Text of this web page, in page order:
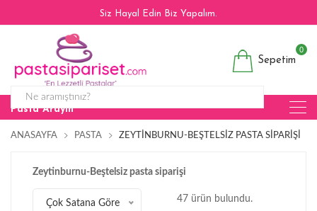
Siz Hayal Edin Biz Yapalım.
Sepetim
0
Pasta Arayın
ANASAYFA PASTA ZEYTINBURNU-BEŞTELSIZ PASTA SIPARIŞI
Zeytinburnu-Beştelsiz pasta siparişi
Çok Satana Göre 47 ürün bulundu.